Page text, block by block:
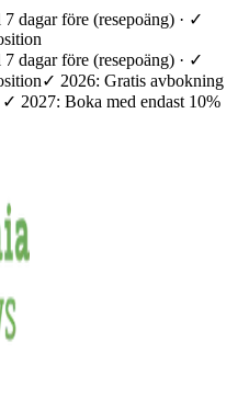
dagar före (resepoäng) · ✓
dagar före (resepoäng) · ✓
✓ 2026: Gratis avbokning
2027: Boka med endast 10%